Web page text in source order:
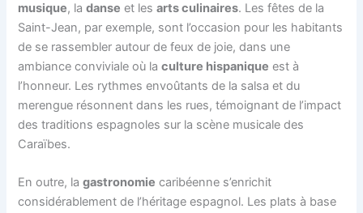
musique, ladanse et lesarts culinaires. Les fêtes de la
Saint-Jean, par exemple, sont l’occasion pour les habitants
de se rassembler autour de feux de joie, dans une
ambiance conviviale où laculture hispanique est à
l’honneur. Les rythmes envoûtants de la salsa et du
merengue résonnent dans les rues, témoignant de l’impact
des traditions espagnoles sur la scène musicale des
Caraïbes.
En outre, lagastronomie caribéenne s’enrichit
considérablement de l’héritage espagnol. Les plats à base